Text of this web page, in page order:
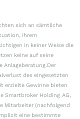
sich an sämtliche
ihrem
in keiner Weise die
keine auf seine
Anlageberatung.Der
des eingesetzten
erzielte Gewinne bieten
Smartbroker Holding AG,
Mitarbeiter (nachfolgend
eine bestimmte